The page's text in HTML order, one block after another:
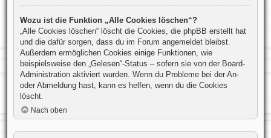
Wozu ist die Funktion „Alle Cookies löschen“?
„Alle Cookies löschen“ löscht die Cookies, die phpBB erstellt hat
und die dafür sorgen, dass du im Forum angemeldet bleibst.
Außerdem ermöglichen Cookies einige Funktionen, wie
beispielsweise den „Gelesen“-Status – sofern sie von der Board-
Administration aktiviert wurden. Wenn du Probleme bei der An-
oder Abmeldung hast, kann es helfen, wenn du die Cookies
löscht.
Nach oben